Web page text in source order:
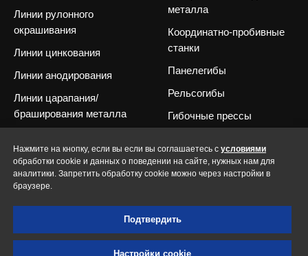
Нажмите на кнопку, если вы если вы соглашаетесь с условиями
обработки cookie и данных о поведении на сайте, нужных нам для
аналитики. Запретить обработку cookie можно через настройки в
браузере.
Подтвердить
Настройки cookie
Линии рулонного
окрашивания
Линии цинкования
Линии анодирования
Линии царапания/
браширования металла
Линии производства
сэндвич-панелей
металла
Координатно-пробивные
станки
Панелегибы
Рельсогибы
Гибочные прессы
Волочильные станы
Запасные части и
комплектующие